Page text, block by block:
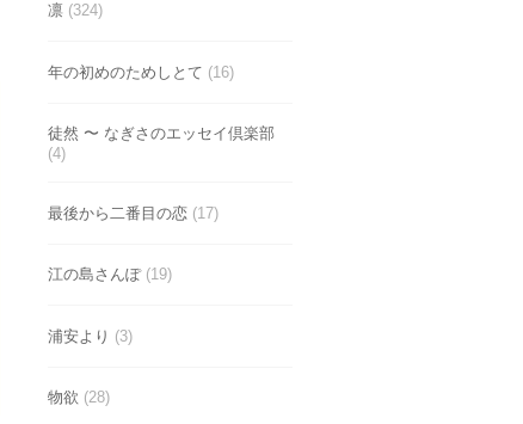
凛(324)
年の初めのためしとて (16)
徒然 〜 なぎさのエッセイ倶楽部
(4)
最後から二番目の恋(17)
江の島さんぽ(19)
浦安より (3)
物欲 (28)